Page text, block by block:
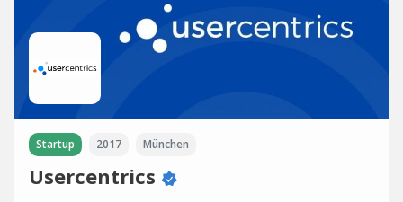
Startup 2017 München
Usercentrics